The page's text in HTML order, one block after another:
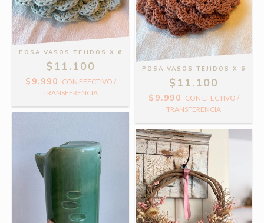
POSA VASOS TEJIDOS X 6
$11.100
$9.990 CON EFECTIVO /
TRANSFERENCIA
POSA VASOS TEJIDOS X 6
$11.100
$9.990 CON EFECTIVO /
TRANSFERENCIA